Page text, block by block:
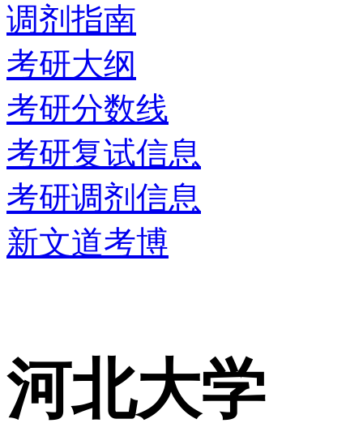
调剂指南
考研大纲
考研分数线
考研复试信息
考研调剂信息
新文道考博
河北大学